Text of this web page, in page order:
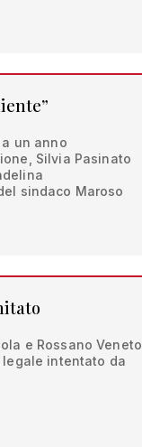
un anno
Silvia Pasinato
sindaco Maroso
e Rossano Veneto
intentato da